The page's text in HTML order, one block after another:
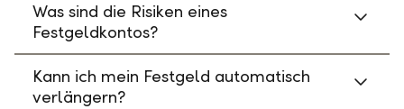
Was sind die Risiken eines
Festgeldkontos?
Kann ich mein Festgeld automatisch
verlängern?